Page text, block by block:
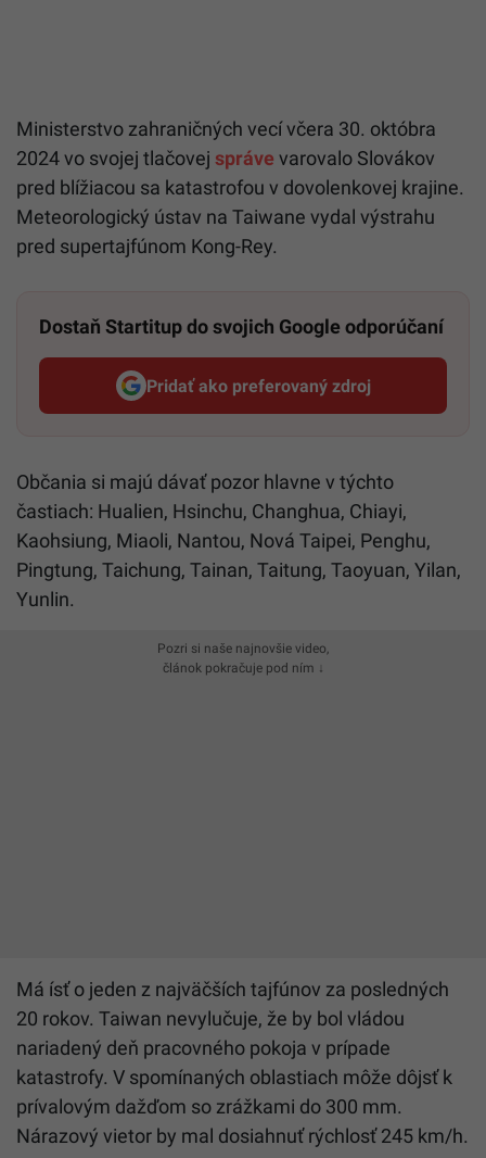
Ministerstvo zahraničných vecí včera 30. októbra
2024 vo svojej tlačovej správe varovalo Slovákov
pred blížiacou sa katastrofou v dovolenkovej krajine.
Meteorologický ústav na Taiwane vydal výstrahu
pred supertajfúnom Kong-Rey.
Dostaň Startitup do svojich Google odporúčaní
Pridať ako preferovaný zdroj
Startitup, odkaz sa otvorí v
Občania si majú dávať pozor hlavne v týchto
častiach: Hualien, Hsinchu, Changhua, Chiayi,
Kaohsiung, Miaoli, Nantou, Nová Taipei, Penghu,
Pingtung, Taichung, Tainan, Taitung, Taoyuan, Yilan,
Yunlin.
Pozri si naše najnovšie video,
článok pokračuje pod ním ↓
Má ísť o jeden z najväčších tajfúnov za posledných
20 rokov. Taiwan nevylučuje, že by bol vládou
nariadený deň pracovného pokoja v prípade
katastrofy. V spomínaných oblastiach môže dôjsť k
prívalovým dažďom so zrážkami do 300 mm.
Nárazový vietor by mal dosiahnuť rýchlosť 245 km/h.